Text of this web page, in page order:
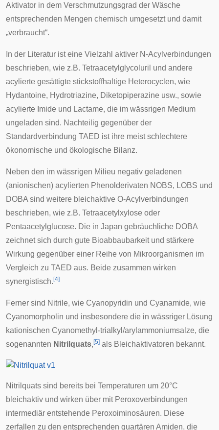
Aktivator in dem Verschmutzungsgrad der Wäsche
entsprechenden Mengen chemisch umgesetzt und damit
„verbraucht“.
In der Literatur ist eine Vielzahl aktiver N-Acylverbindungen
beschrieben, wie z.B. Tetraacetylglycoluril und andere
acylierte gesättigte stickstoffhaltige Heterocyclen, wie
Hydantoine, Hydrotriazine, Diketopiperazine usw., sowie
acylierte Imide und Lactame, die im wässrigen Medium
ungeladen sind. Nachteilig gegenüber der
Standardverbindung TAED ist ihre meist schlechtere
ökonomische und ökologische Bilanz.
Neben den im wässrigen Milieu negativ geladenen
(anionischen) acylierten Phenolderivaten NOBS, LOBS und
DOBA sind weitere bleichaktive O-Acylverbindungen
beschrieben, wie z.B. Tetraacetylxylose oder
Pentaacetylglucose. Die in Japan gebräuchliche DOBA
zeichnet sich durch gute Bioabbaubarkeit und stärkere
Wirkung gegenüber einer Reihe von Mikroorganismen im
Vergleich zu TAED aus. Beide zusammen wirken
synergistisch.[4]
Ferner sind Nitrile, wie Cyanopyridin und Cyanamide, wie
Cyanomorpholin und insbesondere die in wässriger Lösung
kationischen Cyanomethyl-trialkyl/arylammoniumsalze, die
sogenannten Nitrilquats,[5] als Bleichaktivatoren bekannt.
Nitrilquats sind bereits bei Temperaturen um 20°C
bleichaktiv und wirken über mit Peroxoverbindungen
intermediär entstehende Peroxoiminosäuren. Diese
zerfallen zu den entsprechenden quartären Amiden, die